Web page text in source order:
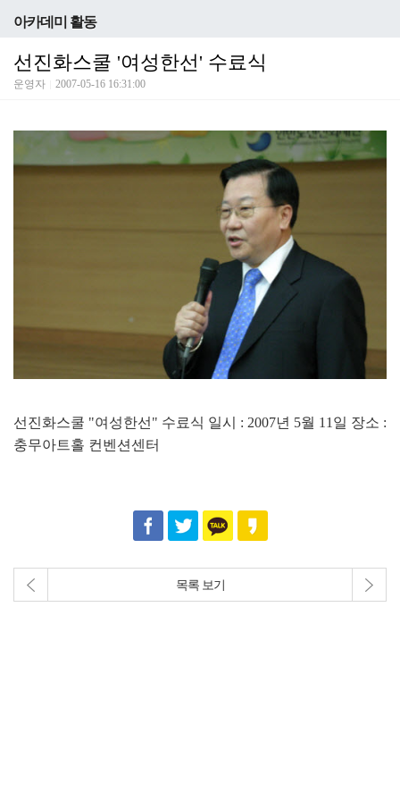
아카데미 활동
선진화스쿨 '여성한선' 수료식
운영자 2007-05-16 16:31:00
선진화스쿨 "여성한선" 수료식 일시 : 2007년 5월 11일 장소 :
충무아트홀 컨벤션센터
목록 보기